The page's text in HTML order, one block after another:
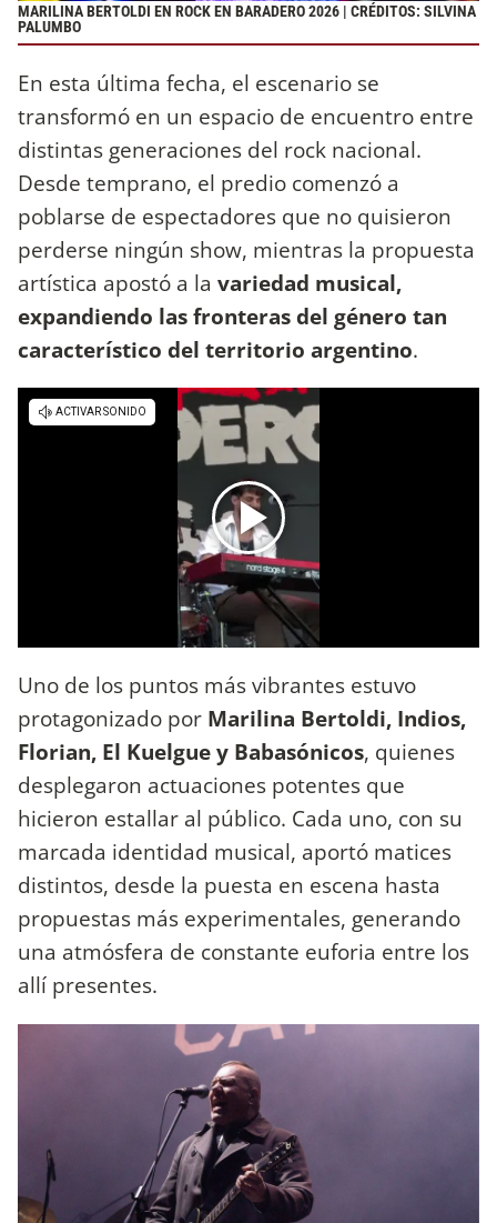
MARILINA BERTOLDI EN ROCK EN BARADERO 2026 | CRÉDITOS: SILVINA
PALUMBO
En esta última fecha, el escenario se
transformó en un espacio de encuentro entre
distintas generaciones del rock nacional.
Desde temprano, el predio comenzó a
poblarse de espectadores que no quisieron
perderse ningún show, mientras la propuesta
artística apostó a la variedad musical,
expandiendo las fronteras del género tan
característico del territorio argentino.
Uno de los puntos más vibrantes estuvo
protagonizado por Marilina Bertoldi, Indios,
Florian, El Kuelgue y Babasónicos, quienes
desplegaron actuaciones potentes que
hicieron estallar al público. Cada uno, con su
marcada identidad musical, aportó matices
distintos, desde la puesta en escena hasta
propuestas más experimentales, generando
una atmósfera de constante euforia entre los
allí presentes.